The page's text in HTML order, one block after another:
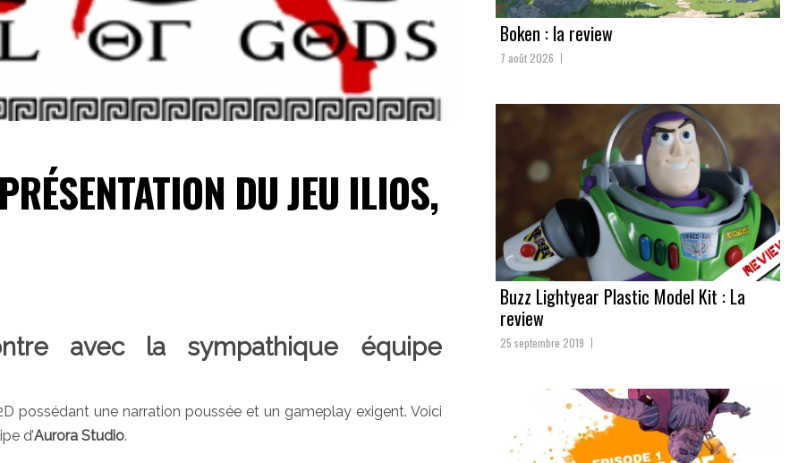
DU JEU ILIOS,
avec la sympathique équipe
possédant une narration poussée et un gameplay exigent. Voici
d’Aurora Studio.
Boken : la review
7 août 2026
Buzz Lightyear Plastic Model Kit : La
review
25 septembre 2019